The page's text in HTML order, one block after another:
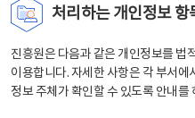
처리하는 개인정보 항
진흥원은 다음과 같은 개인정보를 법
이용합니다. 자세한 사항은 각 부서
정보 주체가 확인할 수 있도록 안내를